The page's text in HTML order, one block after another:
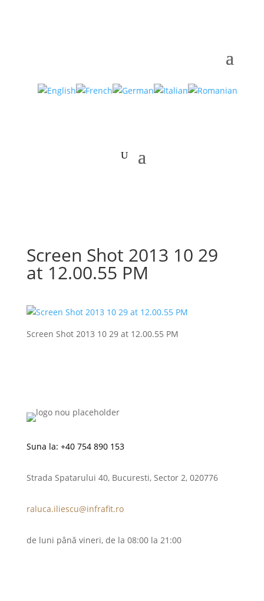
Screen Shot 2013 10 29
at 12.00.55 PM
Screen Shot 2013 10 29 at 12.00.55 PM
Suna la: +40 754 890 153
Strada Spatarului 40, Bucuresti, Sector 2, 020776
raluca.iliescu@infrafit.ro
de luni până vineri, de la 08:00 la 21:00